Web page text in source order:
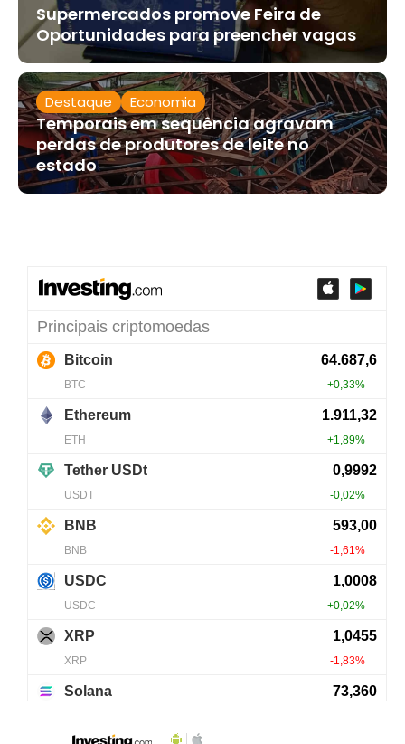
Supermercados promove Feira de
Oportunidades para preencher vagas
Destaque Economia
Temporais em sequência agravam
perdas de produtores de leite no
estado